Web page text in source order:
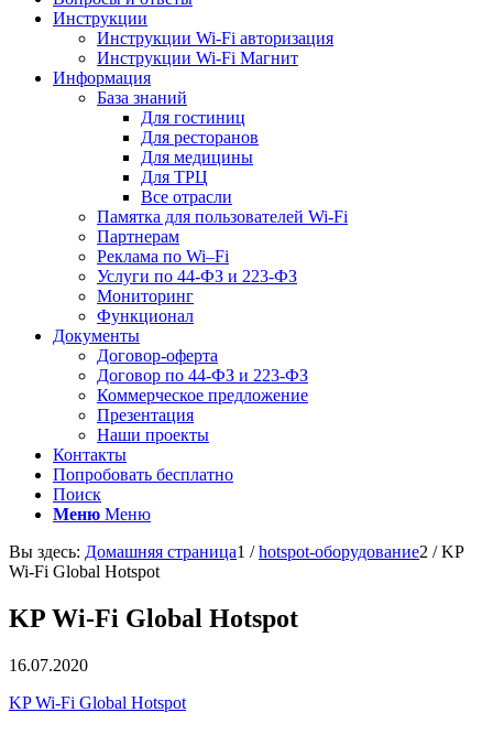
Инструкции
Инструкции Wi-Fi авторизация
Инструкции Wi-Fi Магнит
Информация
База знаний
Для гостиниц
Для ресторанов
Для медицины
Для ТРЦ
Все отрасли
Памятка для пользователей Wi-Fi
Партнерам
Реклама по Wi–Fi
Услуги по 44-ФЗ и 223-ФЗ
Мониторинг
Функционал
Документы
Договор-оферта
Договор по 44-ФЗ и 223-ФЗ
Коммерческое предложение
Презентация
Наши проекты
Контакты
Попробовать бесплатно
Поиск
Меню Меню
Вы здесь: Домашняя страница1 / hotspot-оборудование2 / KP
Wi-Fi Global Hotspot
KP Wi-Fi Global Hotspot
16.07.2020
KP Wi-Fi Global Hotspot